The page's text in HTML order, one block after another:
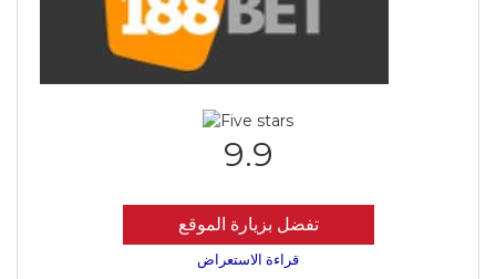
9.9
تفضل بزيارة الموقع
قراءة الاستعراض